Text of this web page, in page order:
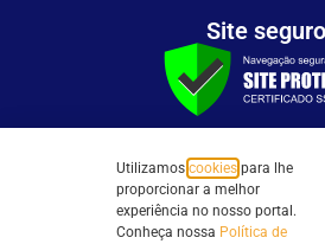
Site seguro
Todos os direitos reservados - Sociedade
CNPJ 82.983.230/
Utilizamos cookies para lhe
proporcionar a melhor
experiência no nosso portal.
Conheça nossa Política de